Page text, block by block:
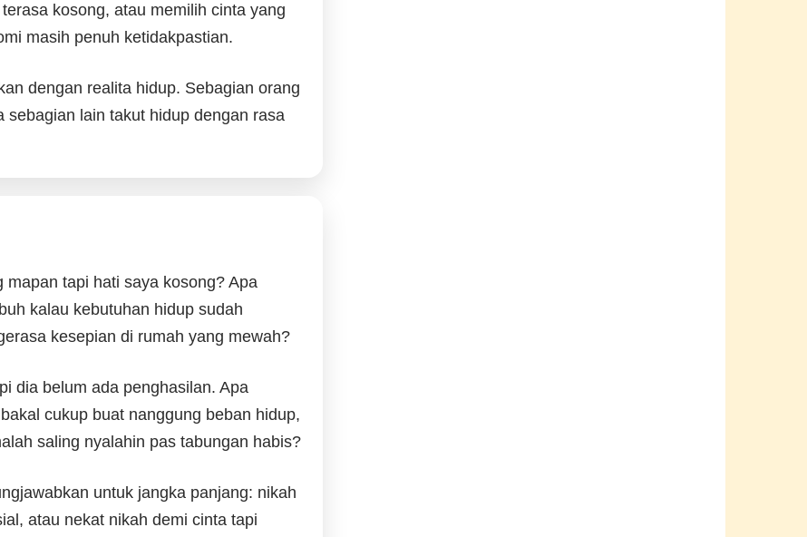
kosong, atau memilih cinta yang
masih penuh ketidakpastian.
dengan realita hidup. Sebagian orang
sebagian lain takut hidup dengan rasa
tapi hati saya kosong? Apa
kalau kebutuhan hidup sudah
kesepian di rumah yang mewah?
dia belum ada penghasilan. Apa
cukup buat nanggung beban hidup,
saling nyalahin pas tabungan habis?
untuk jangka panjang: nikah
atau nekat nikah demi cinta tapi